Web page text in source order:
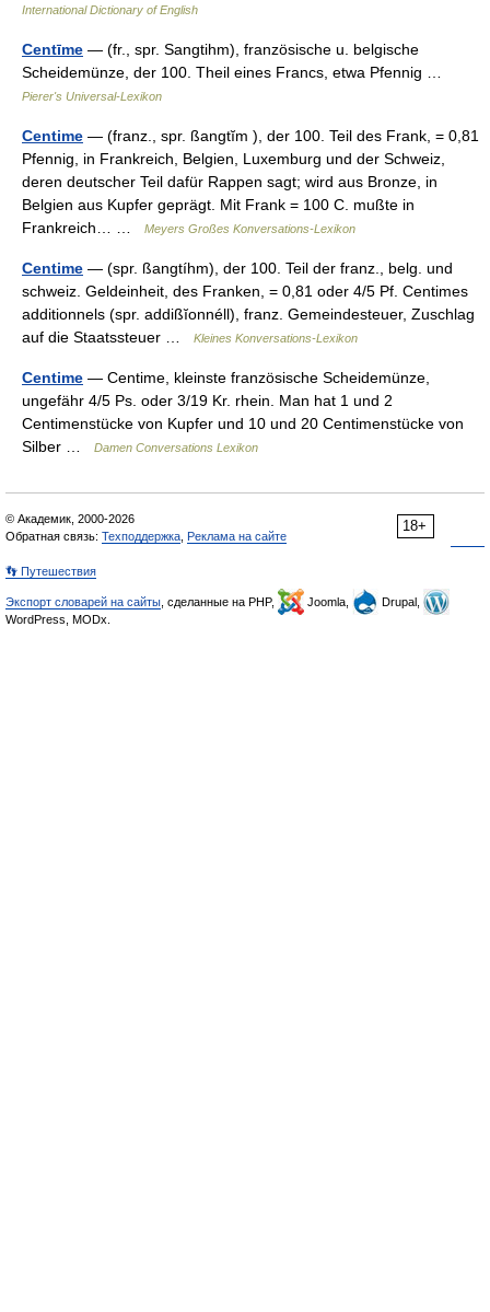
International Dictionary of English
Centīme — (fr., spr. Sangtihm), französische u. belgische
Scheidemünze, der 100. Theil eines Francs, etwa Pfennig …
Pierer's Universal-Lexikon
Centime — (franz., spr. ßangtĭm ), der 100. Teil des Frank, = 0,81
Pfennig, in Frankreich, Belgien, Luxemburg und der Schweiz,
deren deutscher Teil dafür Rappen sagt; wird aus Bronze, in
Belgien aus Kupfer geprägt. Mit Frank = 100 C. mußte in
Frankreich… …
Meyers Großes Konversations-Lexikon
Centime — (spr. ßangtíhm), der 100. Teil der franz., belg. und
schweiz. Geldeinheit, des Franken, = 0,81 oder 4/5 Pf. Centimes
additionnels (spr. addißĭonnéll), franz. Gemeindesteuer, Zuschlag
auf die Staatssteuer …
Kleines Konversations-Lexikon
Centime — Centime, kleinste französische Scheidemünze,
ungefähr 4/5 Ps. oder 3/19 Kr. rhein. Man hat 1 und 2
Centimenstücke von Kupfer und 10 und 20 Centimenstücke von
Silber …
Damen Conversations Lexikon
18+
© Академик, 2000-2026
Обратная связь: Техподдержка Реклама на сайте
👣 Путешествия
Экспорт словарей на сайты , сделанные на PHP, Joomla,
Drupal,
WordPress, MODx.